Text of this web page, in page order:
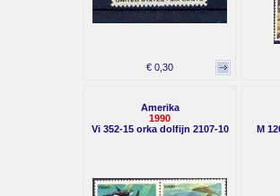
€ 0,30
Amerika
1990
Vi 352-15 orka dolfijn 2107-10
M